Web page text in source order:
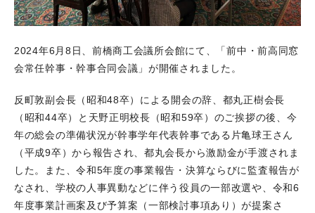
2024年6月8日、前橋商工会議所会館にて、「前中・前高同窓
会常任幹事・幹事合同会議」が開催されました。
反町敦副会長（昭和48卒）による開会の辞、都丸正樹会長
（昭和44卒）と天野正明校長（昭和59卒）のご挨拶の後、今
年の総会の準備状況が幹事学年代表幹事である片亀球王さん
（平成9卒）から報告され、都丸会長から激励金が手渡されま
した。また、令和5年度の事業報告・決算ならびに監査報告が
なされ、学校の人事異動などに伴う役員の一部改選や、令和6
年度事業計画案及び予算案（一部検討事項あり）が提案さ